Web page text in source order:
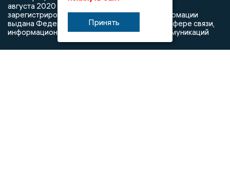
августа 2020 г. согласно выписке из реестра
зарегистрированных средств массовой информации
выдана Федеральной службой по надзору в сфере связи,
информационных технологий и массовых коммуникаций
Принять